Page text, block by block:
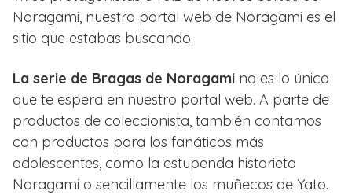
Noragami, nuestro portal web de Noragami es el
sitio que estabas buscando.
La serie de Bragas de Noragami no es lo único
que te espera en nuestro portal web. A parte de
productos de coleccionista, también contamos
con productos para los fanáticos más
adolescentes, como la estupenda historieta
Noragami o sencillamente los muñecos de Yato.